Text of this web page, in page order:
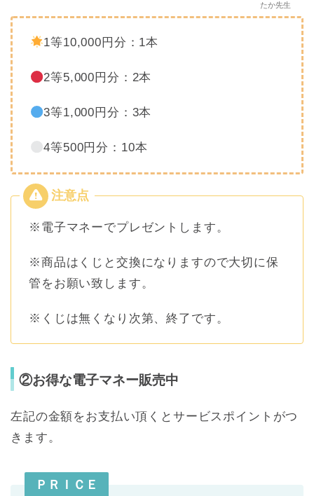
たか先生
1等10,000円分：1本
2等5,000円分：2本
3等1,000円分：3本
4等500円分：10本
※電子マネーでプレゼントします。
※商品はくじと交換になりますので大切に保
管をお願い致します。
※くじは無くなり次第、終了です。
②お得な電子マネー販売中
左記の金額をお支払い頂くとサービスポイントがつ
きます。
ＰＲＩＣＥ